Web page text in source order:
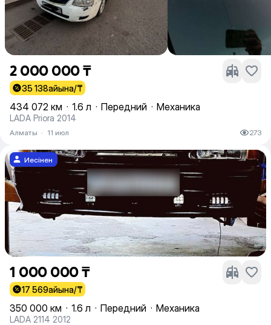
2 000 000 ₸
35 138айына/₸
434 072 км · 1.6 л · Передний · Механика
LADA Priora 2014
Алматы · 11 июл 273
Иесінен
1 000 000 ₸
17 569айына/₸
350 000 км · 1.6 л · Передний · Механика
LADA 2114 2012